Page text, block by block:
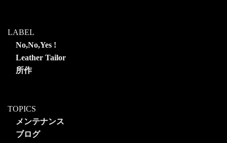
LABEL
No,No,Yes !
Leather Tailor
所作
TOPICS
メンテナンス
ブログ